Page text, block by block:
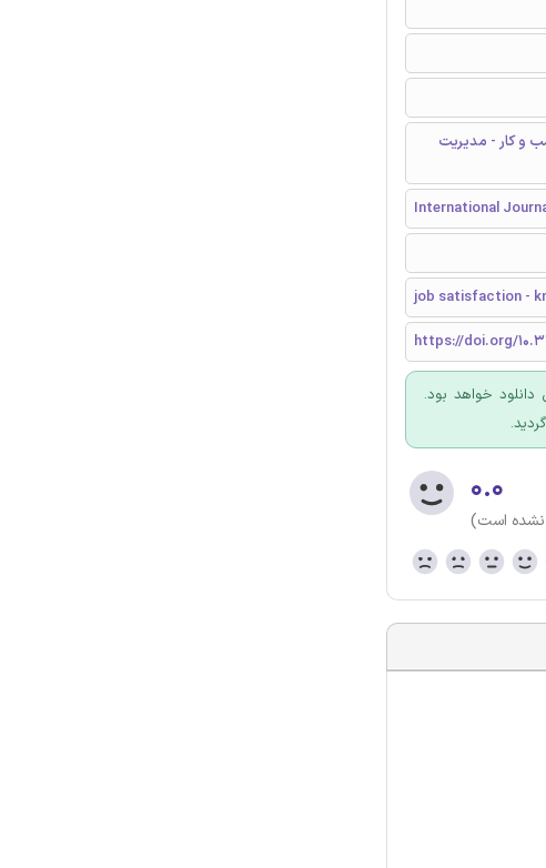
و کار - مدیریت
International
job satisfaction -
https://doi.org/
دانلود خواهد بود.
۰.۰
نشده است)